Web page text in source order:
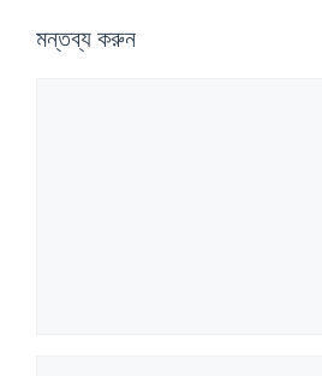
মন্তব্য করুন